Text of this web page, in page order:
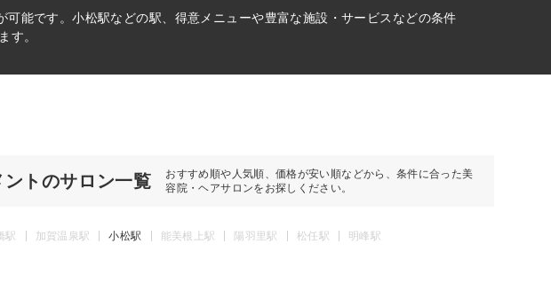
可能です。小松駅などの駅、得意メニューや豊富な施設・サービスなどの条件
す。
トのサロン一覧
おすすめ順や人気順、価格が安い順などから、条件に合った美
容院・ヘアサロンをお探しください。
駅 加賀温泉駅 小松駅 能美根上駅 陽羽里駅 松任駅 明峰駅